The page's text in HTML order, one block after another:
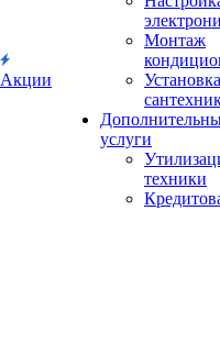
Акции
Монтаж
Установка
услуги
техники